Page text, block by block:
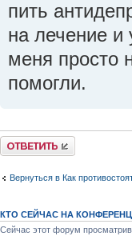
пить
на лечение и
меня просто
помогли.
Ответить
Вернуться в Как
КТО СЕЙЧАС НА
Сейчас этот форум